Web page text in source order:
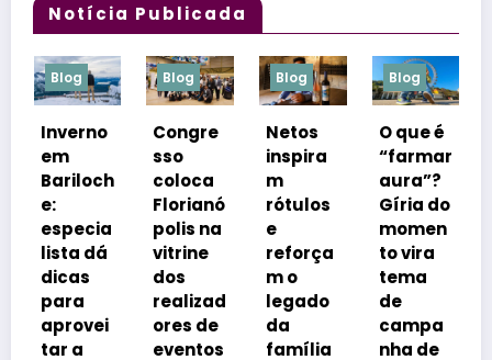
Notícia Publicada
Blog
Congre
sso
coloca
Florianó
polis na
vitrine
dos
realizad
ores de
eventos
Blog
Netos
inspira
m
rótulos
e
reforça
m o
legado
da
família
Blog
O que é
“farmar
aura”?
Gíria do
momen
to vira
tema
de
campa
nha de
Blog
Modelo
inovado
r de
vendas
basead
o em
transmi
ssões
ao vivo
começa